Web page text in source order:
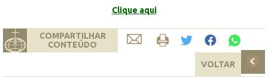
Clique aqui
COMPARTILHAR
CONTEÚDO
VOLTAR